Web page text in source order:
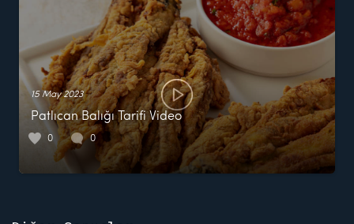
15 May 2023
Patlıcan Balığı Tarifi Video
0 0